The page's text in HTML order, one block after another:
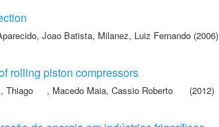
Joao Batista, Milanez, Luiz Fernando (2006)
rolling piston compressors
Thiago , Macedo Maia, Cassio Roberto
(2012)